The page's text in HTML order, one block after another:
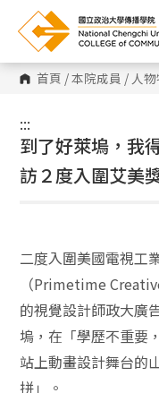
首頁 /本院成員 / 人
:::
:::
到了好萊塢，我
訪２度入圍艾美
二度入圍美國電視工
（Primetime
的視覺設計師政大廣
塢，在「學歷不重要
站上動畫設計舞台的
拼」。